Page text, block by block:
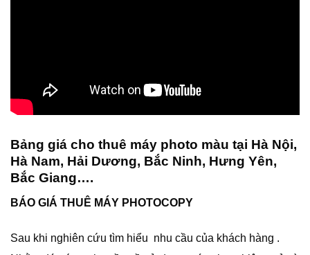
Bảng giá cho thuê máy photo màu tại Hà Nội,
Hà Nam, Hải Dương, Bắc Ninh, Hưng Yên,
Bắc Giang….
BÁO GIÁ THUÊ MÁY PHOTOCOPY
Sau khi nghiên cứu tìm hiểu nhu cầu của khách hàng .